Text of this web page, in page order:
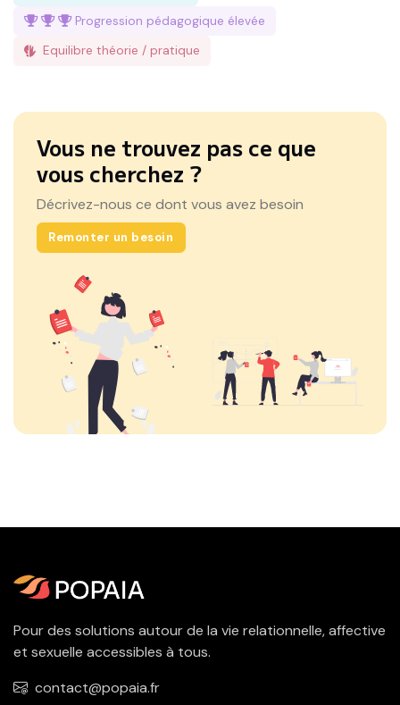
Progression pédagogique élevée
Equilibre théorie / pratique
Vous ne trouvez pas ce que
vous cherchez ?
Décrivez-nous ce dont vous avez besoin
Remonter un besoin
Pour des solutions autour de la vie relationnelle, affective
et sexuelle accessibles à tous.
contact@popaia.fr